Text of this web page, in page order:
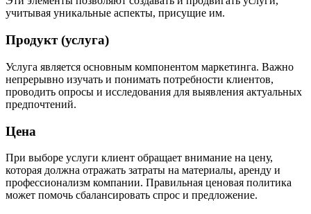
учитывая уникальные аспекты, присущие им.
Продукт (услуга)
Услуга является основным компонентом маркетинга. Важно
непрерывно изучать и понимать потребности клиентов,
проводить опросы и исследования для выявления актуальных
предпочтений.
Цена
При выборе услуги клиент обращает внимание на цену,
которая должна отражать затраты на материалы, аренду и
профессионализм компании. Правильная ценовая политика
может помочь сбалансировать спрос и предложение.